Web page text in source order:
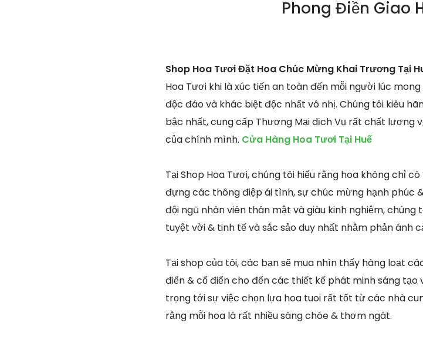
Phong Điền Giao
Shop Hoa Tươi Đặt Hoa Chúc Mừng Khai Trương Tại
Hoa Tươi khi là xúc tiến an toàn đến mỗi người lúc
độc đáo và khác biệt độc nhất vô nhị. Chúng tôi kiêu
bậc nhất, cung cấp Thương Mại dịch Vụ rất chất lượng
của chính mình. Cửa Hàng Hoa Tươi Tại Huế
Tại Shop Hoa Tươi, chúng tôi hiểu rằng hoa không chỉ
đựng các thông điệp ái tình, sự chúc mừng hạnh phúc
đội ngũ nhân viên thân mật và giàu kinh nghiệm,
tuyệt vời & tinh tế và sắc sảo duy nhất nhằm phản ánh
Tại shop của tôi, các bạn sẽ mua nhìn thấy hàng loạt
điển & cổ điển cho đến các thiết kế phát minh sáng
trọng tới sự việc chọn lựa hoa tuoi rất tốt từ các nhà
rằng mỗi hoa lá rất nhiều sáng chóe & thơm ngát.